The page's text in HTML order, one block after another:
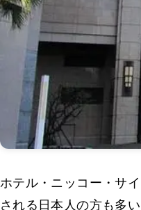
ホテル・ニッコー・サ
される日本人の方も多